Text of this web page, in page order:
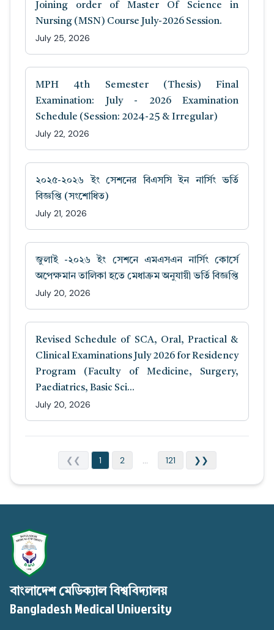
Joining order of Master Of Science in
Nursing (MSN) Course July-2026 Session.
July 25, 2026
MPH 4th Semester (Thesis) Final
Examination: July - 2026 Examination
Schedule (Session: 2024-25 & Irregular)
July 22, 2026
২০২৫-২০২৬ ইং সেশনের বিএসসি ইন নার্সিং ভর্তি
বিজ্ঞপ্তি (সংশোধিত)
July 21, 2026
জুলাই -২০২৬ ইং সেশনে এমএসএন নার্সিং কোর্সে
অপেক্ষমান তালিকা হতে মেধাক্রম অনুযায়ী ভর্তি বিজ্ঞপ্তি
July 20, 2026
Revised Schedule of SCA, Oral, Practical &
Clinical Examinations July 2026 for Residency
Program (Faculty of Medicine, Surgery,
Paediatrics, Basic Sci...
July 20, 2026
❮❮ 1 2 ... 121 ❯❯
বাংলাদেশ মেডিক্যাল বিশ্ববিদ্যালয়
Bangladesh Medical University